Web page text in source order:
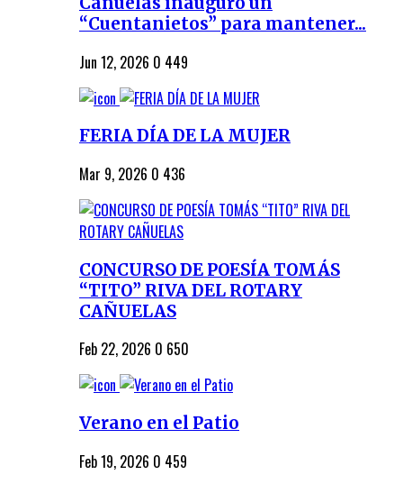
“Cuentanietos” para mantener...
Jun 12, 2026 0 449
FERIA DÍA DE LA MUJER
Mar 9, 2026 0 436
CONCURSO DE POESÍA TOMÁS
“TITO” RIVA DEL ROTARY
CAÑUELAS
Feb 22, 2026 0 650
Verano en el Patio
Feb 19, 2026 0 459